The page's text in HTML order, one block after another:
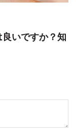
いですか？知